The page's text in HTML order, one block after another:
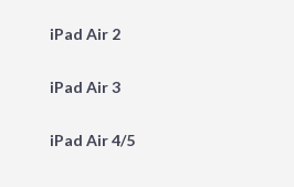
iPad Air 2
iPad Air 3
iPad Air 4/5